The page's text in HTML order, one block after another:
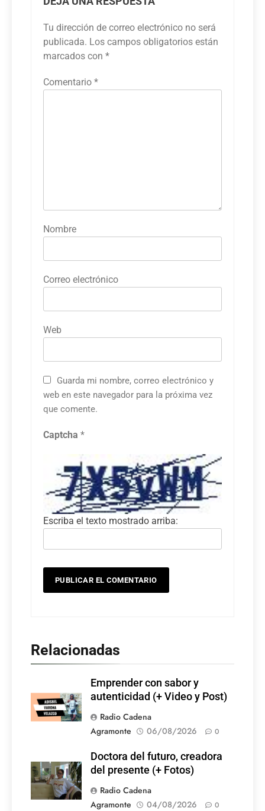
Tu dirección de correo electrónico no será
publicada. Los campos obligatorios están
marcados con *
Comentario *
Nombre
Correo electrónico
Web
Guarda mi nombre, correo electrónico y
web en este navegador para la próxima vez
que comente.
Captcha *
Escriba el texto mostrado arriba:
Relacionadas
Emprender con sabor y
autenticidad (+ Video y Post)
Radio Cadena
Agramonte
06/08/2026 0
Doctora del futuro, creadora
del presente (+ Fotos)
Radio Cadena
Agramonte
04/08/2026 0